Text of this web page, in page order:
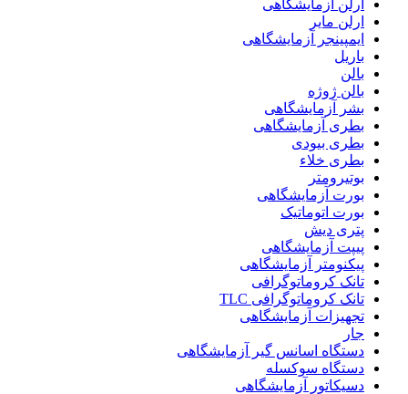
ارلن آزمایشگاهی
ارلن مایر
ایمپینجر آزمایشگاهی
باریل
بالن
بالن ژوژه
بشر آزمایشگاهی
بطری آزمایشگاهی
بطری بیودی
بطری خلاء
بوتیرومتر
بورت آزمایشگاهی
بورت اتوماتیک
پتری دیش
پیپت آزمایشگاهی
پیکنومتر آزمایشگاهی
تانک کروماتوگرافی
تانک کروماتوگرافی TLC
تجهیزات آزمایشگاهی
جار
دستگاه اسانس گیر آزمایشگاهی
دستگاه سوکسله
دسیکاتور آزمایشگاهی